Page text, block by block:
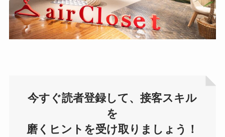
今すぐ読者登録して、接客スキル
を
磨くヒントを受け取りましょう！